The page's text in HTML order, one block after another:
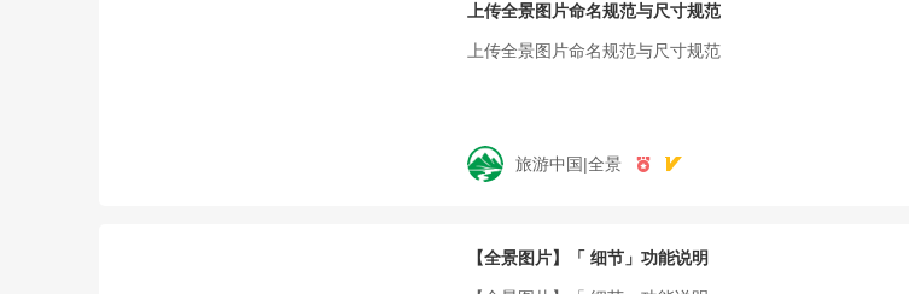
上传全景图片命名规范与尺寸规范
上传全景图片命名规范与尺寸规范
旅游中国|全景
【全景图片】「 细节」功能说明